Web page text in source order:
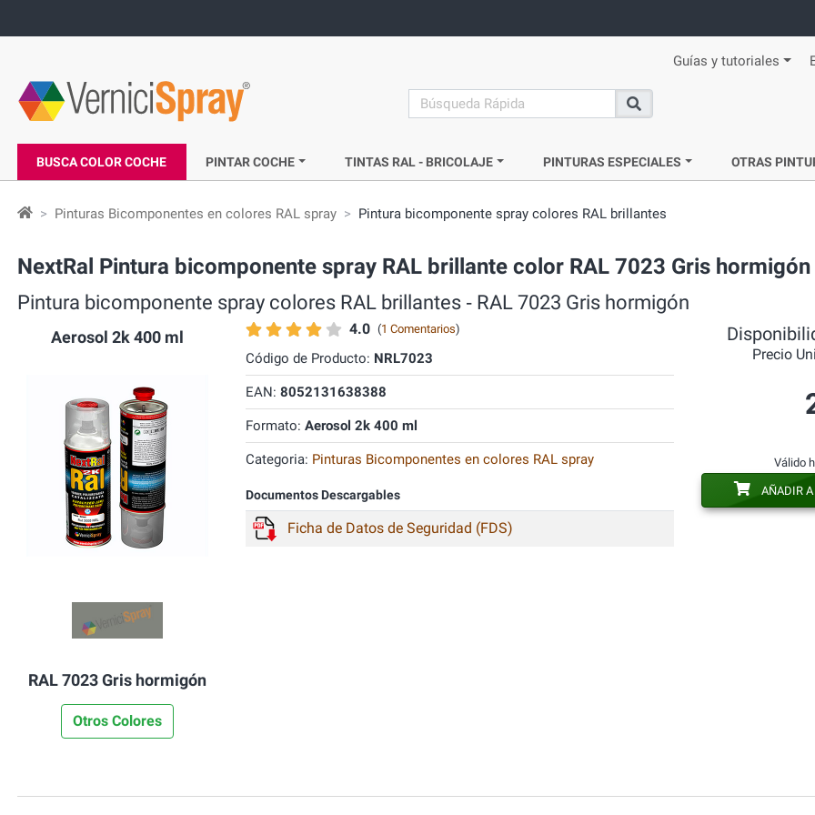
Guías y tutoriales
search
Buscar
BUSCA COLOR COCHE PINTAR COCHE TINTAS RAL - BRICOLAJE PINTURAS ESPECIALES OTRAS
Pinturas Bicomponentes en colores RAL spray Pintura bicomponente spray colores RAL brillantes
NextRal Pintura bicomponente spray RAL brillante color RAL 7023 Gris hormigón
Pintura bicomponente spray colores RAL brillantes ‐ RAL 7023 Gris hormigón
Aerosol 2k 400 ml
RAL 7023 Gris hormigón
Otros Colores
4.0 (1 Comentarios)
Código de Producto: NRL7023
EAN: 8052131638388
Formato: Aerosol 2k 400 ml
Categoria: Pinturas Bicomponentes en colores RAL spray
Documentos Descargables
Ficha de Datos de Seguridad (FDS)
Precio
Válido
AÑADIR